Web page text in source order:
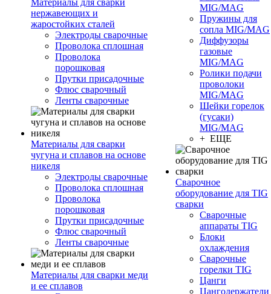
Материалы для сварки
нержавеющих и
жаростойких сталей
Электроды сварочные
Проволока сплошная
Проволока
порошковая
Прутки присадочные
Флюс сварочный
Ленты сварочные
Материалы для сварки
чугуна и сплавов на основе
никеля
Электроды сварочные
Проволока сплошная
Проволока
порошковая
Прутки присадочные
Флюс сварочный
Ленты сварочные
Материалы для сварки меди
и ее сплавов
MIG/MAG
Пружины для
сопла MIG/MAG
Диффузоры
газовые
MIG/MAG
Ролики подачи
проволоки
MIG/MAG
Шейки горелок
(гусаки)
MIG/MAG
+ ЕЩЕ
Сварочное
оборудование для TIG
сварки
Сварочные
аппараты TIG
Блоки
охлаждения
Сварочные
горелки TIG
Цанги
Цангодержатели